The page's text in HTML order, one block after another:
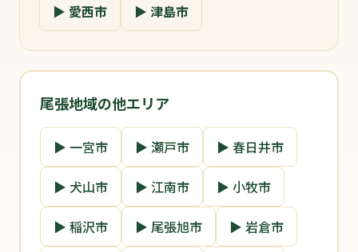
▶ 愛西市 ▶ 津島市
尾張地域の他エリア
▶ 一宮市 ▶ 瀬戸市 ▶ 春日井市
▶ 犬山市 ▶ 江南市 ▶ 小牧市
▶ 稲沢市 ▶ 尾張旭市 ▶ 岩倉市